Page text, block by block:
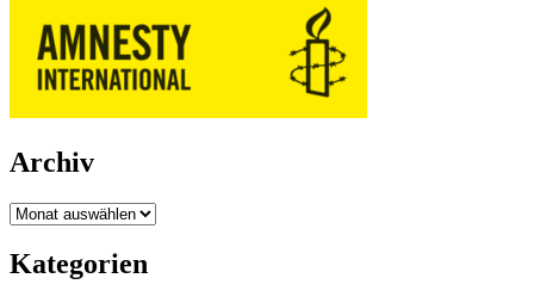
Archiv
Archiv
Kategorien